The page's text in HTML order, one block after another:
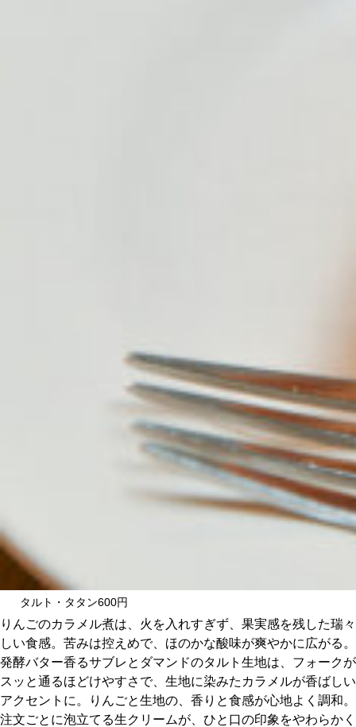
タルト・タタン600円
りんごのカラメル煮は、火を入れすぎず、果実感を残した瑞々
しい食感。苦みは控えめで、ほのかな酸味が爽やかに広がる。
発酵バター香るサブレとダマンドのタルト生地は、フォークが
スッと通るほどけやすさで、生地に染みたカラメルが香ばしい
アクセントに。りんごと生地の、香りと食感が心地よく調和。
注文ごとに泡立てる生クリームが、ひと口の印象をやわらかく